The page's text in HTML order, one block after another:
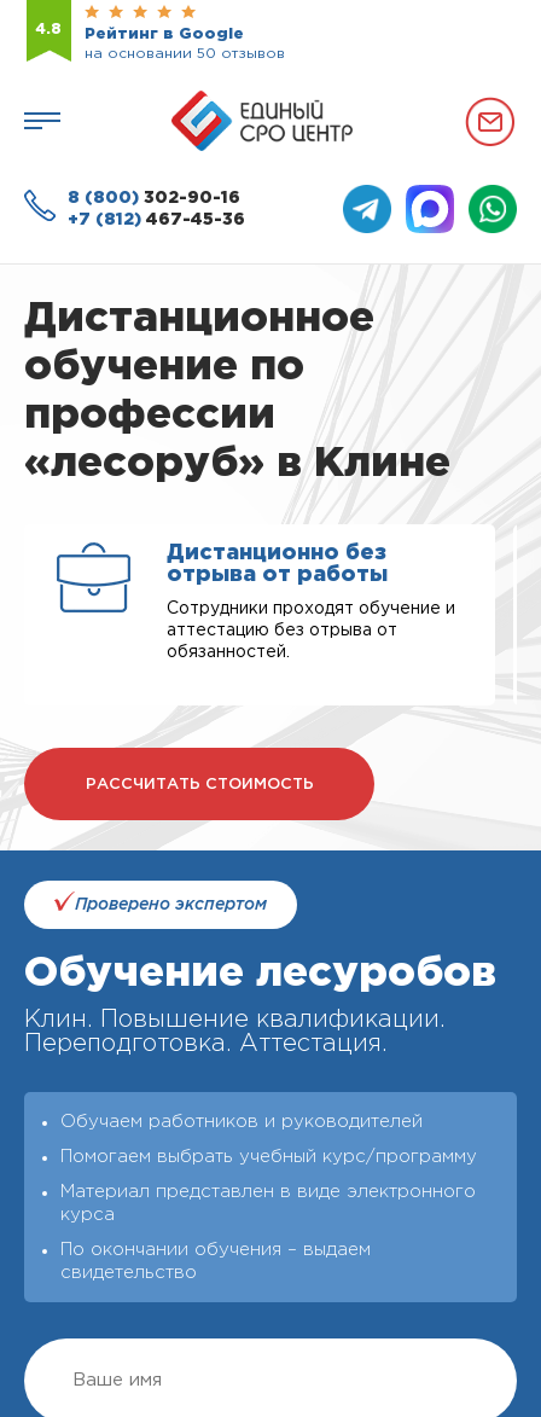
4.8
Рейтинг в Google
на основании 50 отзывов
8 (800) 302-90-16
+7 (812) 467-45-36
Дистанционное
обучение по
профессии
«лесоруб» в Клине
Дистанционно без
отрыва от работы
Сотрудники проходят обучение и
аттестацию без отрыва от
обязанностей.
РАССЧИТАТЬ СТОИМОСТЬ
Проверено экспертом
Обучение лесуробов
Клин. Повышение квалификации.
Переподготовка. Аттестация.
Обучаем работников и руководителей
Помогаем выбрать учебный курс/программу
Материал представлен в виде электронного
курса
По окончании обучения – выдаeм
свидетельство